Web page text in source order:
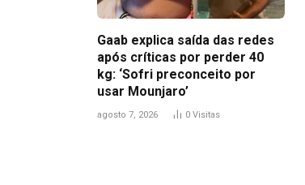
Gaab explica saída das redes
após críticas por perder 40
kg: ‘Sofri preconceito por
usar Mounjaro’
agosto 7, 2026 0 Visitas